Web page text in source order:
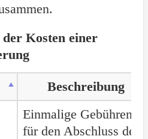
der Kosten einer
Beschreibung
Einmalige Gebühren
für den Abschluss der